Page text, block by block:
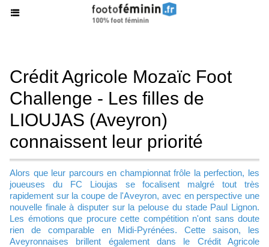
Crédit Agricole Mozaïc Foot
Challenge - Les filles de
LIOUJAS (Aveyron)
connaissent leur priorité
Alors que leur parcours en championnat frôle la perfection, les
joueuses du FC Lioujas se focalisent malgré tout très
rapidement sur la coupe de l'Aveyron, avec en perspective une
nouvelle finale à disputer sur la pelouse du stade Paul Lignon.
Les émotions que procure cette compétition n'ont sans doute
rien de comparable en Midi-Pyrénées. Cette saison, les
Aveyronnaises brillent également dans le Crédit Agricole